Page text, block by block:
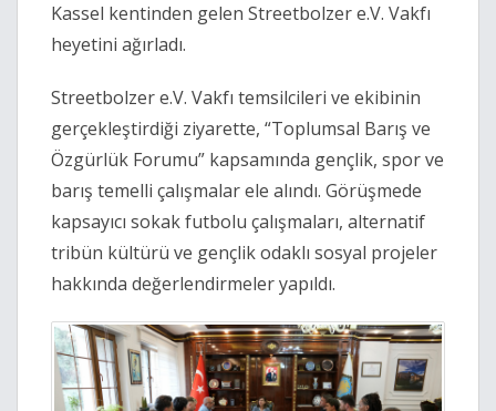
Kassel kentinden gelen Streetbolzer e.V. Vakfı
heyetini ağırladı.
Streetbolzer e.V. Vakfı temsilcileri ve ekibinin
gerçekleştirdiği ziyarette, “Toplumsal Barış ve
Özgürlük Forumu” kapsamında gençlik, spor ve
barış temelli çalışmalar ele alındı. Görüşmede
kapsayıcı sokak futbolu çalışmaları, alternatif
tribün kültürü ve gençlik odaklı sosyal projeler
hakkında değerlendirmeler yapıldı.